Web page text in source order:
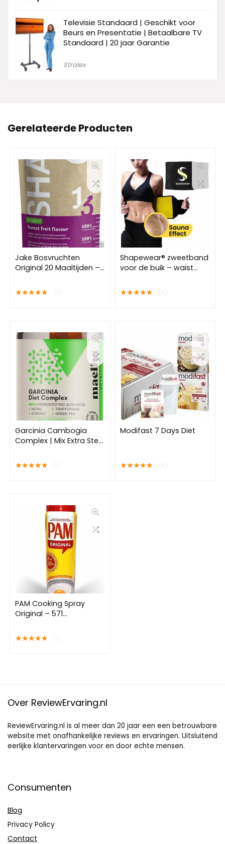
Televisie Standaard | Geschikt voor
Beurs en Presentatie | Betaalbare TV
Standaard | 20 jaar Garantie
Stralex
Gerelateerde Producten
Jake Bosvruchten
Original 20 Maaltijden –
Maaltijdvervanger –
Poeder Maaltijdshake –
★★★★★
Shapewear® zweetband
voor de buik – waist
afvallen – Afslankband
buik – waist shaper
★★★★★
Garcinia Cambogia
Complex | Mix Extra Sterk
capsules | 100%
Natuurlijk
★★★★★
Modifast 7 Days Diet
★★★★★
PAM Cooking Spray
Original – 571
Gram
★★★★★
Over ReviewErvaring.nl
ReviewErvaring.nl is al meer dan 20 jaar een een betrouwbare
website met onafhankelijke reviews en ervaringen. Uitsluitend
eerlijke klantervaringen voor en door echte mensen.
Consumenten
Blog
Privacy Policy
Contact